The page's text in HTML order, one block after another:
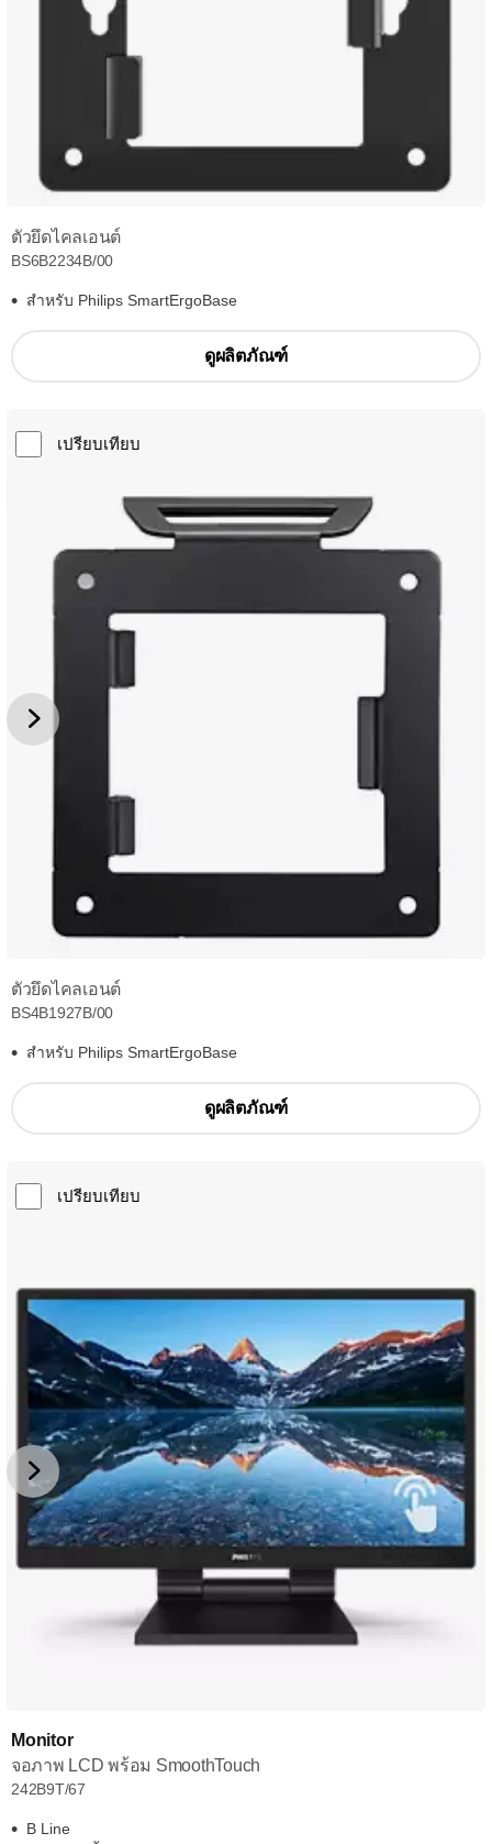
ตัวยึดไคลเอนต์
BS6B2234B/00
สำหรับ Philips SmartErgoBase
ดูผลิตภัณฑ์
เปรียบเทียบ
ตัวยึดไคลเอนต์
BS4B1927B/00
สำหรับ Philips SmartErgoBase
ดูผลิตภัณฑ์
เปรียบเทียบ
Monitor
จอภาพ LCD พร้อม SmoothTouch
242B9T/67
B Line